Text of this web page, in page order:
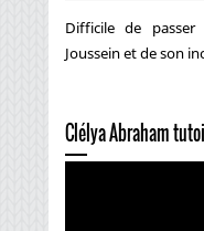
Difficile de
Joussein et de son
Clélya Abraham